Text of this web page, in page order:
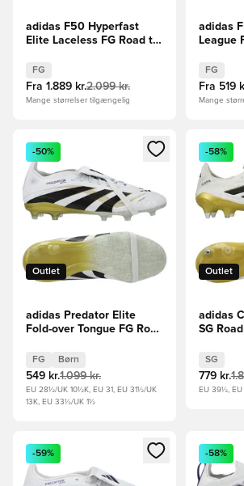
adidas F50 Hyperfast
Elite Laceless FG Road to
FG
Fra 1.889 kr.2.099 kr.
Mange størrelser tilgængelig
adidas
League
FG
Fra 519
Mange
Åbner en Modal til at logge ind eller
Outlet
-50%
adidas Predator Elite
Fold-over Tongue FG Road
Børn
FG Børn
549 kr.1.099 kr.
EU 28½/UK 10½K, EU 31, EU 31½/UK
13K, EU 33½/UK 1½
Åbner
Outlet
-58%
adidas
SG
SG
779 kr.
EU 39½,
Åbner en Modal til at logge ind eller
-59%
Åbner
-58%